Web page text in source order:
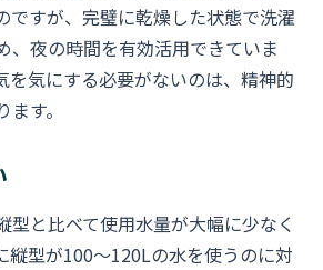
ですが、完璧に乾燥した状態で洗濯
、夜の時間を有効活用できていま
を気にする必要がないのは、精神的
す。
型と比べて使用水量が大幅に少なく
縦型が100〜120Lの水を使うのに対